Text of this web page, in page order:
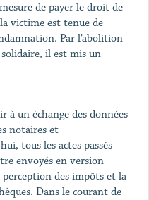
de payer le droit de
victime est tenue de
Par l’abolition
il est mis un
un échange des données
notaires et
tous les actes passés
envoyés en version
des impôts et la
Dans le courant de